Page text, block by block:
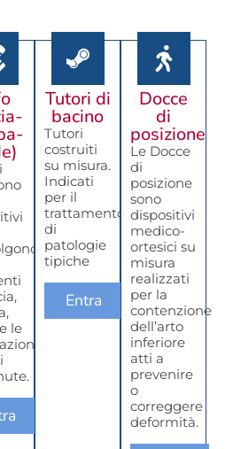
le
Tutori di
bacino
Tutori
costruiti
su misura.
Indicati
per il
trattamento
di
patologie
tipiche
Entra
Docce
di
posizione
Le Docce
di
posizione
sono
dispositivi
medico-
ortesici su
misura
realizzati
per la
contenzione
dell’arto
inferiore
atti a
prevenire
o
correggere
deformità.